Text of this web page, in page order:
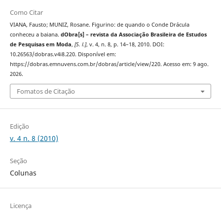
Como Citar
VIANA, Fausto; MUNIZ, Rosane. Figurino: de quando o Conde Drácula
conheceu a baiana. dObra[s] – revista da Associação Brasileira de Estudos
de Pesquisas em Moda, [S. l.], v. 4, n. 8, p. 14–18, 2010. DOI:
10.26563/dobras.v4i8.220. Disponível em:
https://dobras.emnuvens.com.br/dobras/article/view/220. Acesso em: 9 ago.
2026.
Fomatos de Citação
Edição
v. 4 n. 8 (2010)
Seção
Colunas
Licença